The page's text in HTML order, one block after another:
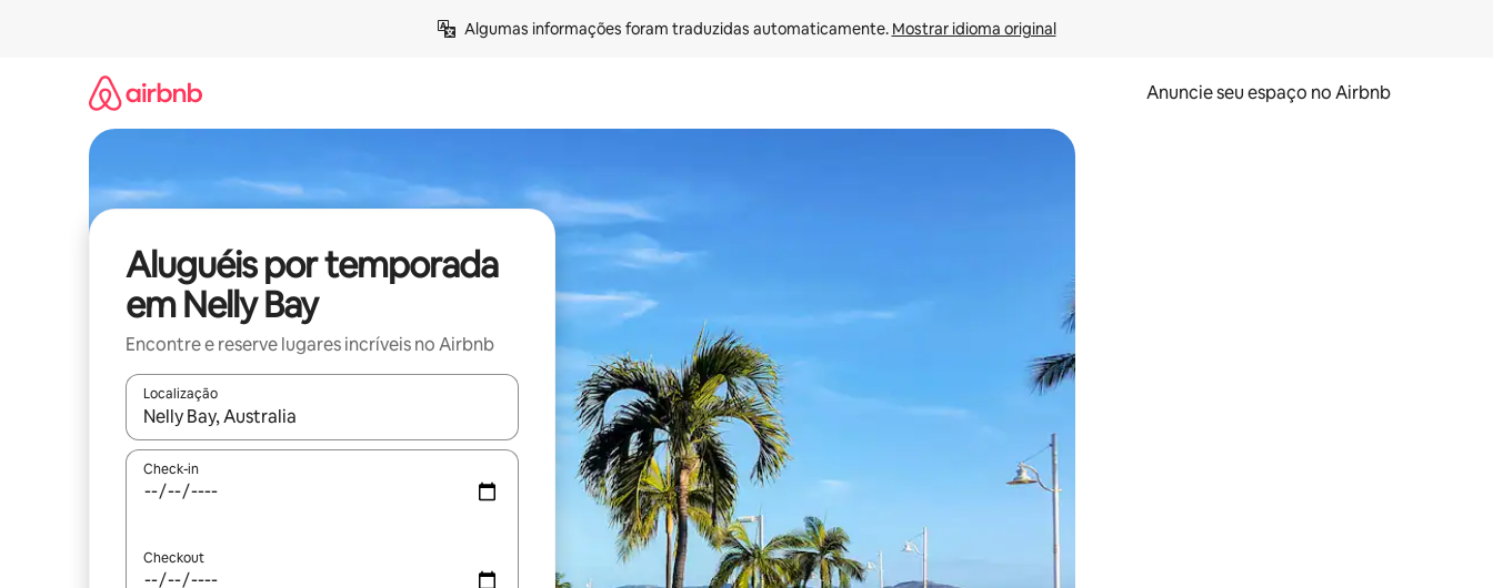
Algumas informações foram traduzidas automaticamente. Mostrar idioma original
Anuncie seu espaço no Airbnb
Aluguéis por temporada
em Nelly Bay
Encontre e reserve lugares incríveis no Airbnb
Localização
Quando os resultados estiverem disponíveis, explore-os usando as seta para cima e para baixo do teclado ou tocando e deslizando o dedo na tela.
Check-in
Checkout